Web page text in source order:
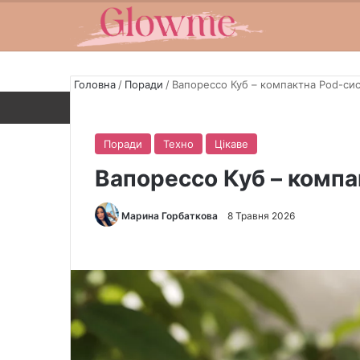
Головна / Поради / Вапорессо Куб – компактна Pod-
Поради Техно Цікаве
Вапорессо Куб –
Марина Горбаткова
d
a
m
8 Травня 2026